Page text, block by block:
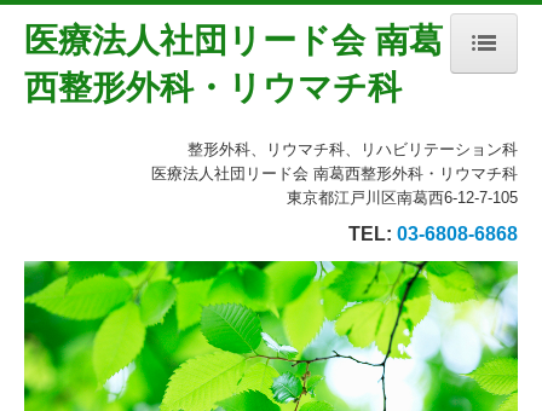
ホーム
地図、交通案内
個人情報保護方針
医療法人社団リード会 南葛
西整形外科・リウマチ科
整形外科、リウマチ科、リハビリテーション科
医療法人社団リード会 南葛西整形外科・リウマチ科
東京都江戸川区南葛西6-12-7-105
TEL: 03-6808-6868